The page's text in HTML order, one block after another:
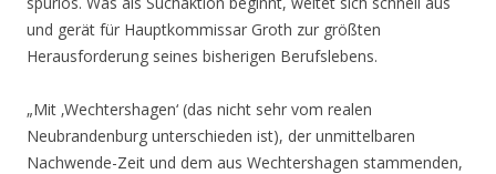
und gerät für Hauptkommissar Groth zur größten
Herausforderung seines bisherigen Berufslebens.
„Mit ‚Wechtershagen‘ (das nicht sehr vom realen
Neubrandenburg unterschieden ist), der unmittelbaren
Nachwende-Zeit und dem aus Wechtershagen stammenden,